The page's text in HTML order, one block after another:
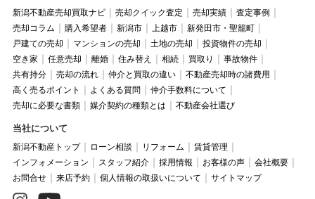
新潟不動産売却買取ナビ 売却クイック査定 売却実績
査定事例
売却コラム
購入希望者 新潟市 上越市
新発田市・聖籠町
戸建ての売却
マンションの売却 土地の売却
投資物件の売却
空き家
任意売却 離婚 住み替え 相続 買取り
事故物件
共有持分
売却の流れ 仲介と買取の違い
不動産売却時の諸費用
高く売るポイント
よくある質問
仲介手数料について
売却に必要な書類
媒介契約の種類とは 不動産会社選び
当社について
新潟不動産トップ ローン相談 リフォーム
賃貸管理
インフォメーション
スタッフ紹介 採用情報 お客様の声
会社概要
お問合せ
来店予約 個人情報の取扱いについて サイトマップ